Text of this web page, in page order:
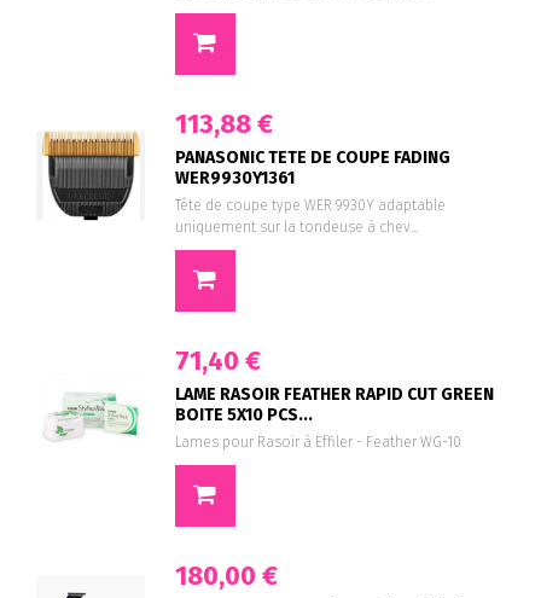
113,88 €
PANASONIC TETE DE COUPE FADING
WER9930Y1361
Tête de coupe type WER 9930Y adaptable
uniquement sur la tondeuse à chev...
71,40 €
LAME RASOIR FEATHER RAPID CUT GREEN
BOITE 5X10 PCS...
Lames pour Rasoir à Effiler - Feather WG-10
180,00 €